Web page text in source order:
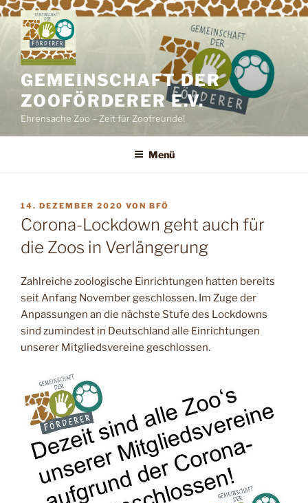
Zum
Inhalt
springen
GEMEINSCHAFT DER
ZOOFÖRDERER E.V.
Ehrensache Zoo – Zeit für Zoofreunde!
Menü
VERÖFFENTLICHT
AM
14. DEZEMBER 2020 VON BFÖ
Corona-Lockdown geht auch für
die Zoos in Verlängerung
Zahlreiche zoologische Einrichtungen hatten bereits
seit Anfang November geschlossen. Im Zuge der
Anpassungen an die nächste Stufe des Lockdowns
sind zumindest in Deutschland alle Einrichtungen
unserer Mitgliedsvereine geschlossen.